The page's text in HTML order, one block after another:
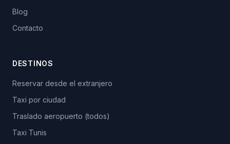
Blog
Contacto
DESTINOS
Reservar desde el extranjero
Taxi por ciudad
Traslado aeropuerto (todos)
Taxi Tunis